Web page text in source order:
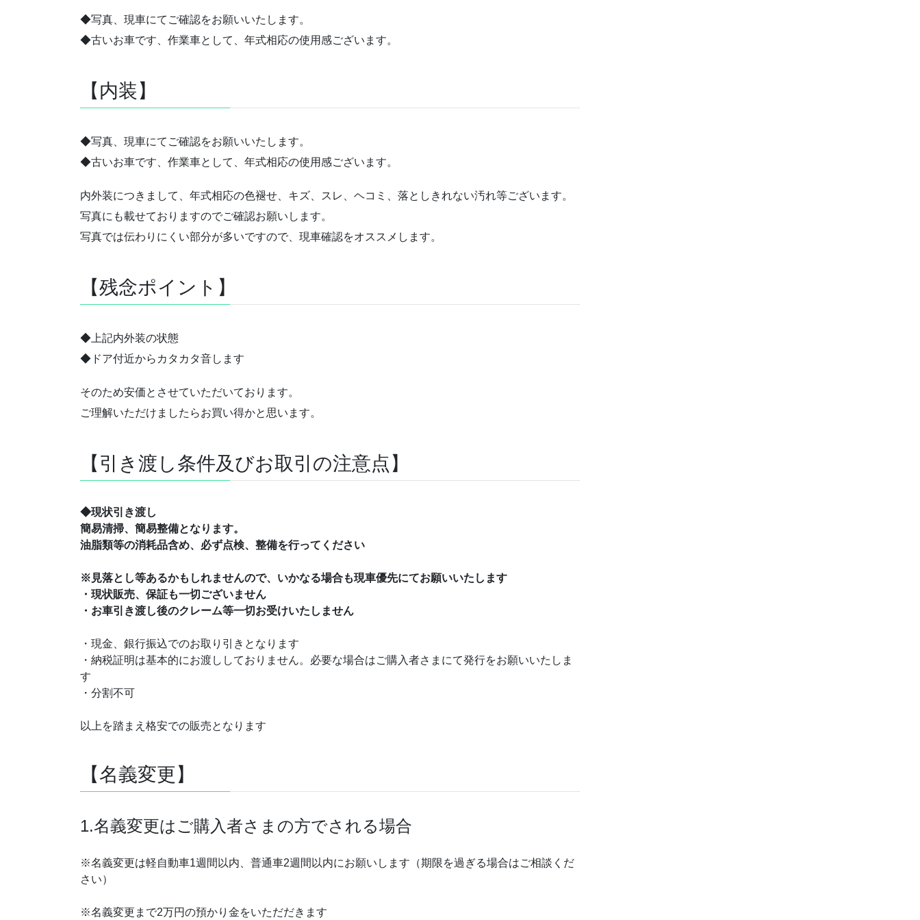
◆写真、現車にてご確認をお願いいたします。
◆古いお車です、作業車として、年式相応の使用感ございます。
【内装】
◆写真、現車にてご確認をお願いいたします。
◆古いお車です、作業車として、年式相応の使用感ございます。
内外装につきまして、年式相応の色褪せ、キズ、スレ、ヘコミ、落としきれない汚れ等ございます。
写真にも載せておりますのでご確認お願いします。
写真では伝わりにくい部分が多いですので、現車確認をオススメします。
【残念ポイント】
◆上記内外装の状態
◆ドア付近からカタカタ音します
そのため安価とさせていただいております。
ご理解いただけましたらお買い得かと思います。
【引き渡し条件及びお取引の注意点】
◆現状引き渡し
簡易清掃、簡易整備となります。
油脂類等の消耗品含め、必ず点検、整備を行ってください
※見落とし等あるかもしれませんので、いかなる場合も現車優先にてお願いいたします
・現状販売、保証も一切ございません
・お車引き渡し後のクレーム等一切お受けいたしません
・現金、銀行振込でのお取り引きとなります
・納税証明は基本的にお渡ししておりません。必要な場合はご購入者さまにて発行をお願いいたしま
す
・分割不可
以上を踏まえ格安での販売となります
【名義変更】
1.名義変更はご購入者さまの方でされる場合
※名義変更は軽自動車1週間以内、普通車2週間以内にお願いします（期限を過ぎる場合はご相談くだ
さい）
※名義変更まで2万円の預かり金をいただだきます